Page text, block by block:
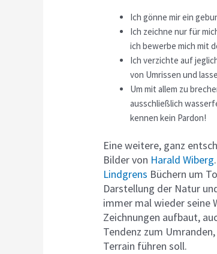
Ich gönne mir ein
Ich zeichne nur für
ich bewerbe mich mit
Ich verzichte auf
von Umrissen und
Um mit allem zu
ausschließlich
kennen kein Pardon!
Eine weitere, ganz
Bilder von Harald Wiberg
Lindgrens Büchern um
Darstellung der Natur
immer mal wieder seine
Zeichnungen aufbaut,
Tendenz zum
Terrain führen soll.